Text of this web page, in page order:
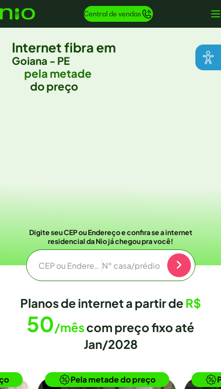
Central de vendas
Internet fibra em
Goiana - PE
pela metade
do preço
Digite seu CEP ou Endereço e confira se a internet
residencial da Nio já chegou pra você!
CEP ou EndereçoN° casa/prédio
Planos de internet a partir de R$
50/mêscom preço fixo até
Jan/2028
Novidade
Pela metade do preço